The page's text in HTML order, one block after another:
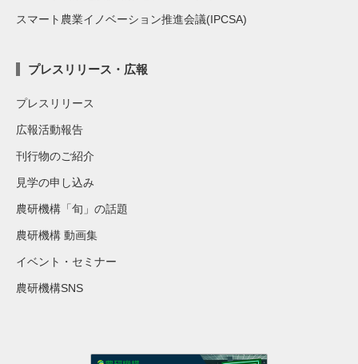
スマート農業イノベーション推進会議(IPCSA)
プレスリリース・広報
プレスリリース
広報活動報告
刊行物のご紹介
見学の申し込み
農研機構「旬」の話題
農研機構 動画集
イベント・セミナー
農研機構SNS